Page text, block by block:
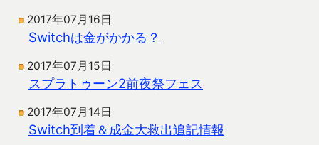
2017年07月16日
Switchは金がかかる？
2017年07月15日
スプラトゥーン2前夜祭フェス
2017年07月14日
Switch到着＆成金大救出追記情報